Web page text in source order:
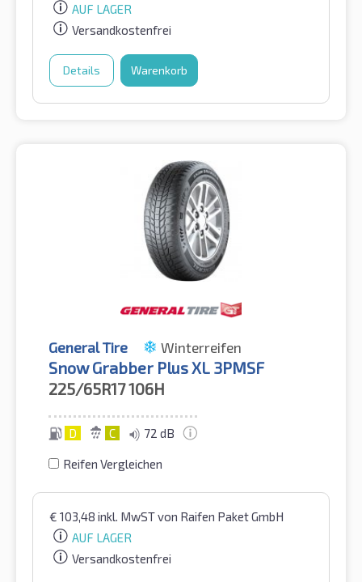
AUF LAGER
Versandkostenfrei
Details Warenkorb
General Tire Winterreifen
Snow Grabber Plus XL 3PMSF
225/65R17106H
D C 72 dB
Reifen Vergleichen
€ 103,48 inkl. MwSTvon Raifen Paket GmbH
AUF LAGER
Versandkostenfrei